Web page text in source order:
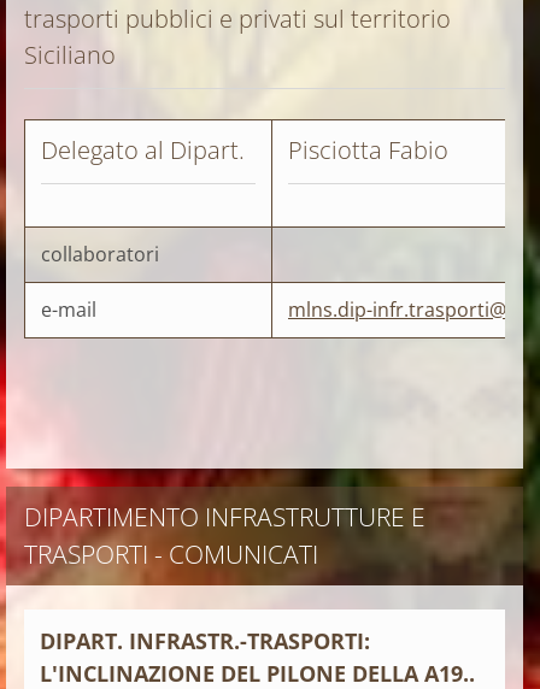
trasporti pubblici e privati sul territorio
Siciliano
Delegato al Dipart. Pisciotta Fabio
collaboratori
e-mail mlns.dip-
DIPARTIMENTO INFRASTRUTTURE E
TRASPORTI - COMUNICATI
DIPART. INFRASTR.-TRASPORTI:
L'INCLINAZIONE DEL PILONE DELLA A19..